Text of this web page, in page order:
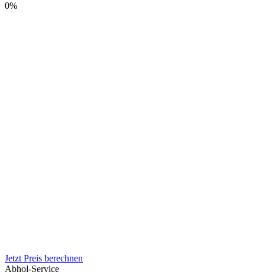
0%
Jetzt Preis berechnen
Abhol-Service